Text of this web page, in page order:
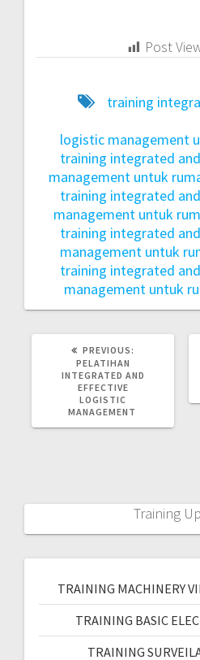
Post
training
logistic management
training integrated
management untuk
training integrated
management untuk
training integrated
management untuk
training integrated
management untuk
PREVIOUS:
PELATIHAN
INTEGRATED AND
EFFECTIVE
LOGISTIC
MANAGEMENT
Training
TRAINING MACHINERY
TRAINING BASIC
TRAINING